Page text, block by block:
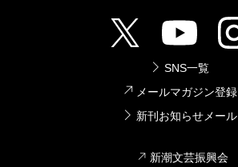
SNS一覧
メールマガジン登録
新刊お知らせメール
新潮文芸振興会